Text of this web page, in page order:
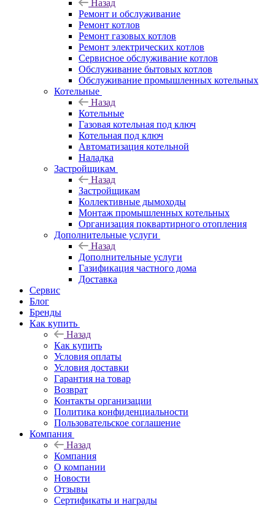
Назад
Ремонт и обслуживание
Ремонт котлов
Ремонт газовых котлов
Ремонт электрических котлов
Сервисное обслуживание котлов
Обслуживание бытовых котлов
Обслуживание промышленных котельных
Котельные
Назад
Котельные
Газовая котельная под ключ
Котельная под ключ
Автоматизация котельной
Наладка
Застройщикам
Назад
Застройщикам
Коллективные дымоходы
Монтаж промышленных котельных
Организация поквартирного отопления
Дополнительные услуги
Назад
Дополнительные услуги
Газификация частного дома
Доставка
Сервис
Блог
Бренды
Как купить
Назад
Как купить
Условия оплаты
Условия доставки
Гарантия на товар
Возврат
Контакты организации
Политика конфиденциальности
Пользовательское соглашение
Компания
Назад
Компания
О компании
Новости
Отзывы
Сертификаты и награды